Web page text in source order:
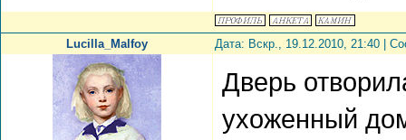
Lucilla_Malfoy Дата: Вскр., 19.12.2010, 21:40 |
Дверь
ухоженный